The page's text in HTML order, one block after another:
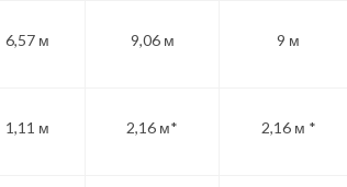
6,57 м 9,06 м 9 м
1,11 м 2,16 м* 2,16 м *